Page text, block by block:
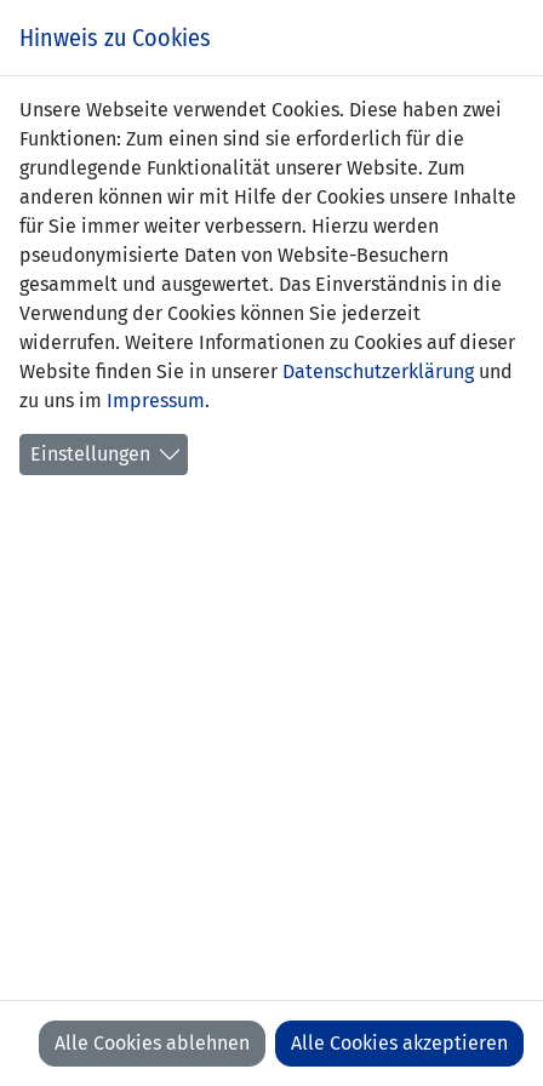
Stefan Villamar
Funktion:
Hinweis zu Cookies
Unsere Webseite verwendet Cookies. Diese haben zwei
Funktionen: Zum einen sind sie erforderlich für die
grundlegende Funktionalität unserer Website. Zum
anderen können wir mit Hilfe der Cookies unsere Inhalte
für Sie immer weiter verbessern. Hierzu werden
pseudonymisierte Daten von Website-Besuchern
gesammelt und ausgewertet. Das Einverständnis in die
Verwendung der Cookies können Sie jederzeit
widerrufen. Weitere Informationen zu Cookies auf dieser
Website finden Sie in unserer Datenschutzerklärungund
zu uns im Impressum.
Einstellungen
Alle Cookies ablehnen Alle Cookies akzeptieren